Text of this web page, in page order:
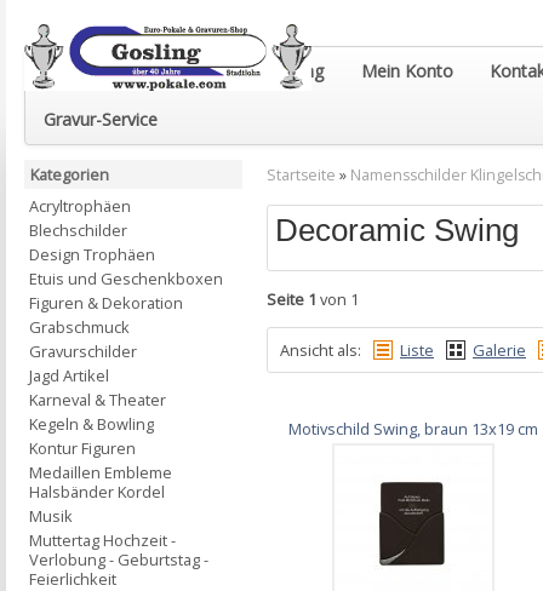
Euro-Pokale & Gravur-Shop Gosling Mein Konto
Gravur-Service
Startseite » Namensschilder
Decoramic Swing
Seite 1 von 1
Ansicht als: Liste Galerie
Motivschild Swing, braun 13x19 cm
Kategorien
Acryltrophäen
Blechschilder
Design Trophäen
Etuis und Geschenkboxen
Figuren & Dekoration
Grabschmuck
Gravurschilder
Jagd Artikel
Karneval & Theater
Kegeln & Bowling
Kontur Figuren
Medaillen Embleme
Halsbänder Kordel
Musik
Muttertag Hochzeit -
Verlobung - Geburtstag -
Feierlichkeit